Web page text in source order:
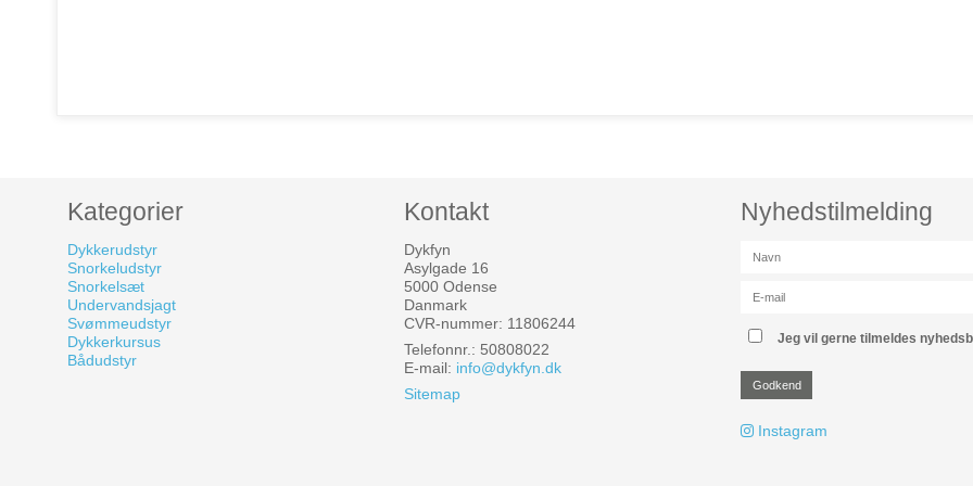
Kategorier
Dykkerudstyr
Snorkeludstyr
Snorkelsæt
Undervandsjagt
Svømmeudstyr
Dykkerkursus
Bådudstyr
Kontakt
Dykfyn
Asylgade 16
5000 Odense
Danmark
CVR-nummer: 11806244
Telefonnr.: 50808022
E-mail: info@dykfyn.dk
Sitemap
Nyhedstilmelding
Jeg vil gerne tilmeldes
Godkend
Instagram